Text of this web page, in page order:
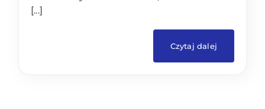
[...]
Czytaj dalej